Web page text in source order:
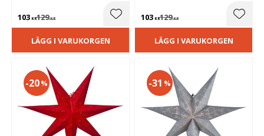
hemmet.
103 KR129KR Lägg till i favoriter
LÄGG I VARUKORGEN
103 KR129KR
LÄGG I VARUKORGEN
20% 31 %